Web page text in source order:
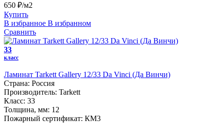
650 ₽/м2
Купить
В избранное В избранном
Сравнить
33
класс
Ламинат Tarkett Gallery 12/33 Da Vinci (Да Винчи)
Страна: Россия
Производитель: Tarkett
Класс: 33
Толщина, мм: 12
Пожарный сертификат: КМ3